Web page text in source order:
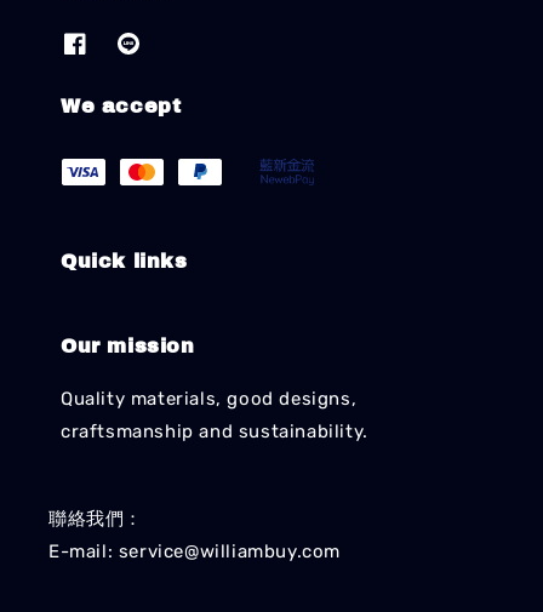
We accept
Quick links
Our mission
Quality materials, good designs,
craftsmanship and sustainability.
聯絡我們：
E-mail: service@williambuy.com